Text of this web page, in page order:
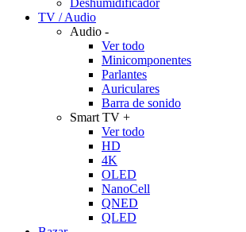
Deshumidificador
TV / Audio
Audio -
Ver todo
Minicomponentes
Parlantes
Auriculares
Barra de sonido
Smart TV +
Ver todo
HD
4K
OLED
NanoCell
QNED
QLED